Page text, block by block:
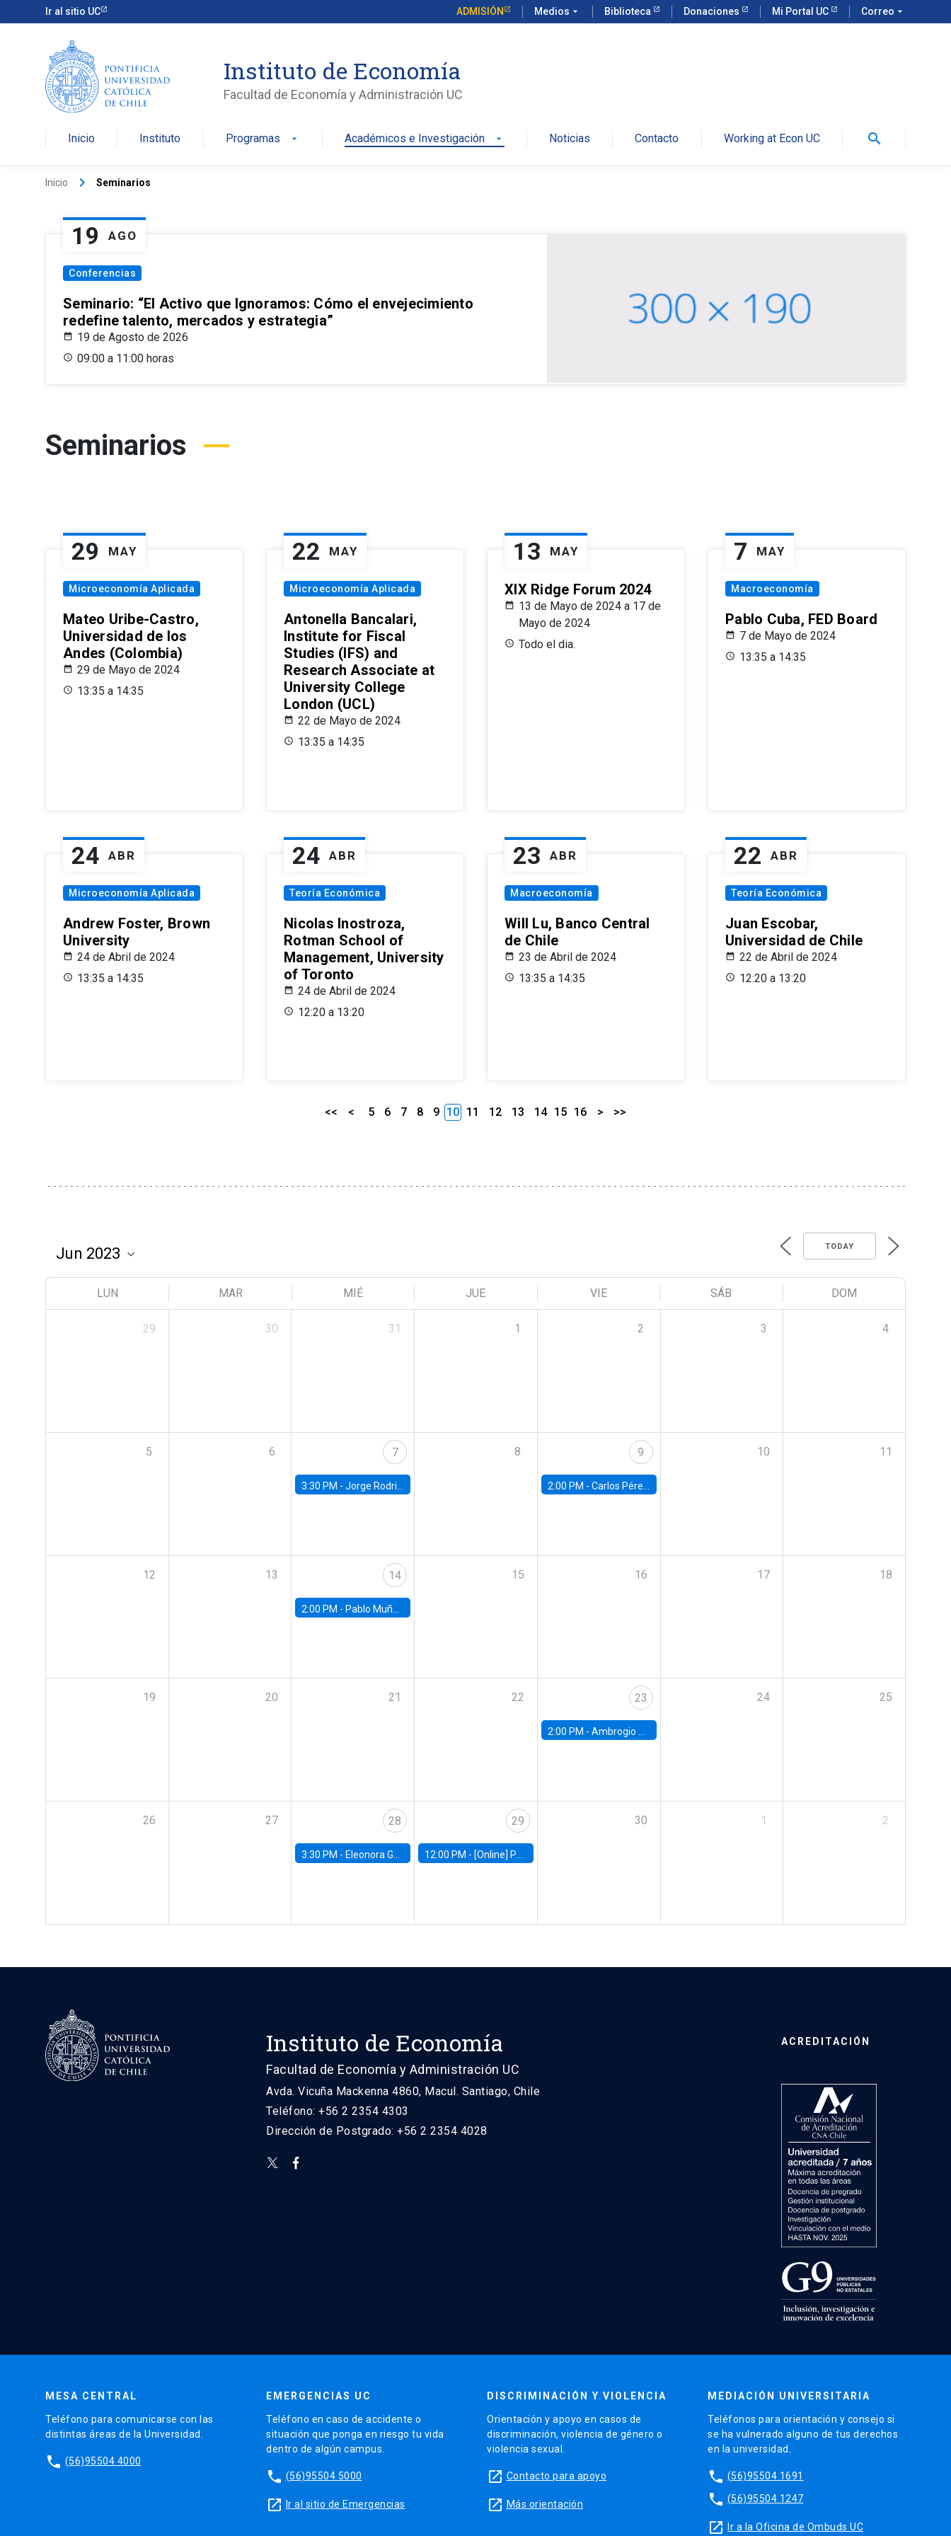
Ir al sitio UC ADMISIÓN Medios arrow_drop_down Biblioteca Donaciones Mi Portal UC Correo arrow_drop_down
Instituto de Economía
Facultad de Economía y Administración UC
Inicio Instituto Programas arrow_drop_down Académicos e Investigación arrow_drop_down Noticias Contacto Working at Econ UC search
Inicio keyboard_arrow_right Seminarios
19 AGO
Conferencias
Seminario: “El Activo que Ignoramos: Cómo el envejecimiento
redefine talento, mercados y estrategia”
19 de Agosto de 2026
09:00 a 11:00 horas
Seminarios
29 MAY
Microeconomía Aplicada
Mateo Uribe-Castro,
Universidad de los
Andes (Colombia)
29 de Mayo de 2024
13:35 a 14:35
22 MAY
Microeconomía Aplicada
Antonella Bancalari,
Institute for Fiscal
Studies (IFS) and
Research Associate at
University College
London (UCL)
22 de Mayo de 2024
13:35 a 14:35
13 MAY
XIX Ridge Forum 2024
13 de Mayo de 2024 a 17 de
Mayo de 2024
Todo el dia.
7 MAY
Macroeconomía
Pablo Cuba, FED Board
7 de Mayo de 2024
13:35 a 14:35
24 ABR
Microeconomía Aplicada
Andrew Foster, Brown
University
24 de Abril de 2024
13:35 a 14:35
24 ABR
Teoría Económica
Nicolas Inostroza,
Rotman School of
Management, University
of Toronto
24 de Abril de 2024
12:20 a 13:20
23 ABR
Macroeconomía
Will Lu, Banco Central
de Chile
23 de Abril de 2024
13:35 a 14:35
22 ABR
Teoría Económica
Juan Escobar,
Universidad de Chile
22 de Abril de 2024
12:20 a 13:20
<< < 5 6 7 8 9 10 11 12 13 14 15 16 > >>
TODAY
LUN MAR MIÉ JUE VIE SÁB DOM
29 30 31 1 2 3 4
5 6 7
3:30 PM -Jorge Rodriguez, Universidad de Los Andes
8 9
2:00 PM - Carlos Pérez, Universidad Finis Terrae
10 11
12 13 14
2:00 PM - Pablo Muñoz, Universidad de Chile
15 16 17 18
19 20 21 22 23
2:00 PM - Ambrogio Cesa-Bianchi, Bank of England
24 25
26 27 28
3:30 PM - Eleonora Guarnieri, Exeter University
29
12:00 PM - [Online] Pablo Slutzky, University of Maryland
30 1 2
Instituto de Economía
Facultad de Economía y Administración UC
Avda. Vicuña Mackenna 4860, Macul. Santiago, Chile
Teléfono: +56 2 2354 4303
Dirección de Postgrado: +56 2 2354 4028
ACREDITACIÓN
MESA CENTRAL
Teléfono para comunicarse con las
distintas áreas de la Universidad.
phone (56)95504 4000
EMERGENCIAS UC
Teléfono en caso de accidente o
situación que ponga en riesgo tu vida
dentro de algún campus.
phone (56)95504 5000
launch Ir al sitio de Emergencias
DISCRIMINACIÓN Y VIOLENCIA
Orientación y apoyo en casos de
discriminación, violencia de género o
violencia sexual.
launch Contacto para apoyo
launch Más orientación
MEDIACIÓN UNIVERSITARIA
Teléfonos para orientación y consejo si
se ha vulnerado alguno de tus derechos
en la universidad.
phone (56)95504 1691
phone (56)95504 1247
launch Ir a la Oficina de Ombuds UC